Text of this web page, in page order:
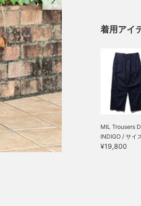
着用アイ
MIL Trousers
INDIGO / サイ
¥19,800